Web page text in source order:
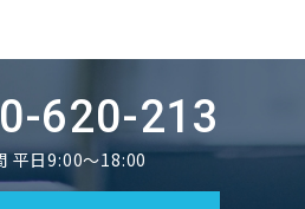
620-213
平日9:00～18:00